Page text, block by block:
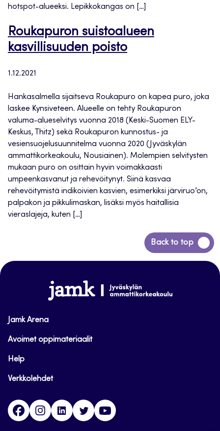
hotspot-alueeksi. Lepikkokangas on […]
Roukapuron suistoalueen
kasvillisuuden poisto
1.12.2021
Hankasalmella sijaitseva Roukapuro on kapea puro, joka
laskee Kynsiveteen. Alueelle on tehty Roukapuron
valuma-alueselvitys vuonna 2018 (Keski-Suomen ELY-
Keskus, Thitz) sekä Roukapuron kunnostus- ja
vesiensuojelusuunnitelma vuonna 2020 (Jyväskylän
ammattikorkeakoulu, Nousiainen). Molempien selvitysten
mukaan puro on osittain hyvin voimakkaasti
umpeenkasvanut ja rehevöitynyt. Siinä kasvaa
rehevöitymistä indikoivien kasvien, esimerkiksi järviruo’on,
palpakon ja pikkulimaskan, lisäksi myös haitallisia
vieraslajeja, kuten […]
Back to top
Siirry
takaisin
www.jamk.fi
Jamk Arena
Avoimet oppimateriaalit
Help
Verkkolehdet
FacebookInstagramLinkedinTwitter